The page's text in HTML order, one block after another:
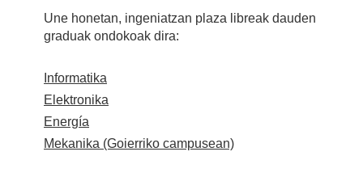
Une honetan, ingeniatzan plaza libreak dauden
graduak ondokoak dira:
Informatika
Elektronika
Energía
Mekanika (Goierriko campusean)